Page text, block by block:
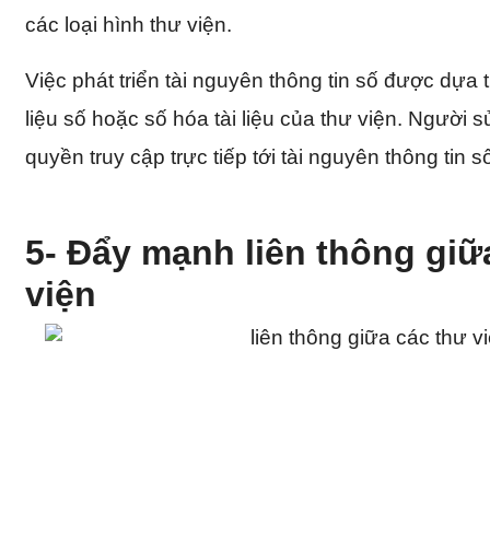
các loại hình thư viện.
Việc phát triển tài nguyên thông tin số được dựa
liệu số hoặc số hóa tài liệu của thư viện. Người
quyền truy cập trực tiếp tới tài nguyên thông tin
5- Đẩy mạnh liên thông
viện